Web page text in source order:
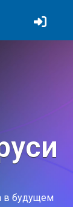
в будущем